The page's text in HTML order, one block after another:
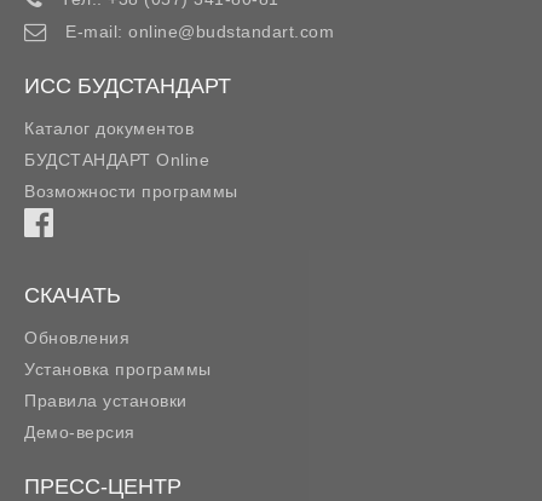
E-mail: online@budstandart.com
ИСС БУДСТАНДАРТ
Каталог документов
БУДСТАНДАРТ Online
Возможности программы
СКАЧАТЬ
Обновления
Установка программы
Правила установки
Демо-версия
ПРЕСС-ЦЕНТР